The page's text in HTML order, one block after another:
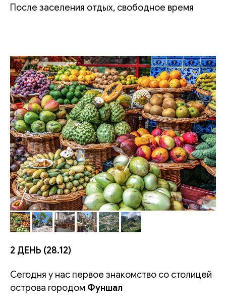
После заселения отдых, свободное время
2 ДЕНЬ (28.12)
Сегодня у нас первое знакомство со столицей
острова городом Фуншал